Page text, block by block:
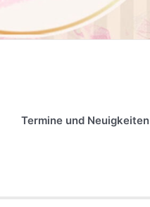
Termine und Neuigkeiten